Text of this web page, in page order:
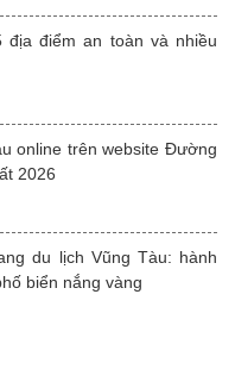
địa điểm an toàn và nhiều
online trên website Đường
2026
du lịch Vũng Tàu: hành
biển nắng vàng